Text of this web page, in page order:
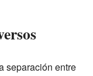
separación entre